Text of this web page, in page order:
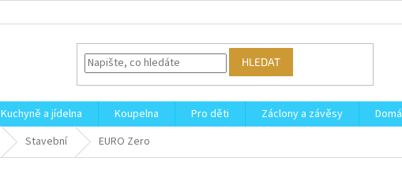
HLEDAT
Kuchyně a jídelna Koupelna Pro děti Záclony a závěsy
Stavební EURO Zero